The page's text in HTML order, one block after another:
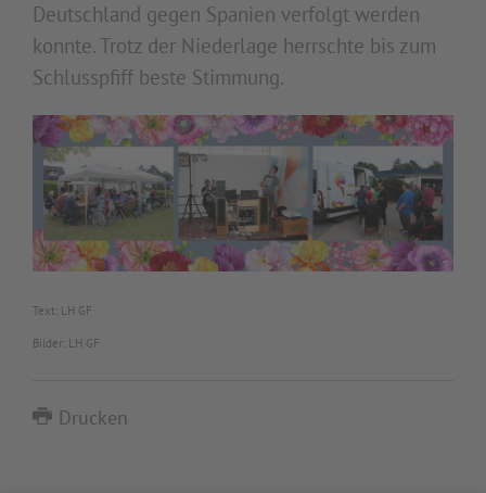
Deutschland gegen Spanien verfolgt werden
konnte. Trotz der Niederlage herrschte bis zum
Schlusspfiff beste Stimmung.
Text: LH GF
Bilder: LH GF
Drucken